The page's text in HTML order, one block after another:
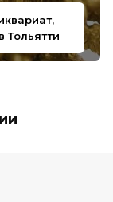
Тольятти